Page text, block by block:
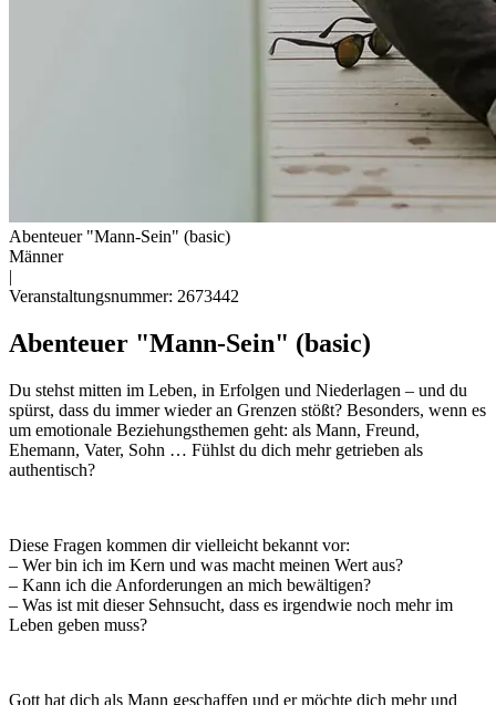
Abenteuer "Mann-Sein" (basic)
Männer
|
Veranstaltungsnummer: 2673442
Abenteuer "Mann-Sein" (basic)
Du stehst mitten im Leben, in Erfolgen und Niederlagen – und du
spürst, dass du immer wieder an Grenzen stößt? Besonders, wenn es
um emotionale Beziehungsthemen geht: als Mann, Freund,
Ehemann, Vater, Sohn … Fühlst du dich mehr getrieben als
authentisch?
Diese Fragen kommen dir vielleicht bekannt vor:
– Wer bin ich im Kern und was macht meinen Wert aus?
– Kann ich die Anforderungen an mich bewältigen?
– Was ist mit dieser Sehnsucht, dass es irgendwie noch mehr im
Leben geben muss?
Gott hat dich als Mann geschaffen und er möchte dich mehr und